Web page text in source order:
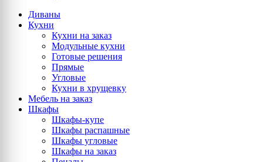
Диваны
Кухни
Кухни на заказ
Модульные кухни
Готовые решения
Прямые
Угловые
Кухни в хрущевку
Мебель на заказ
Шкафы
Шкафы-купе
Шкафы распашные
Шкафы угловые
Шкафы на заказ